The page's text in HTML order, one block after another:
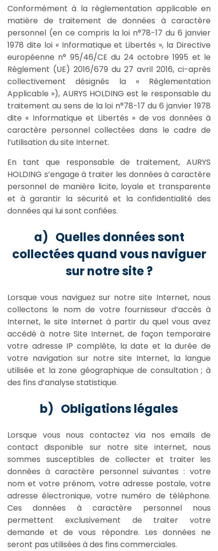
Conformément à la règlementation applicable en
matière de traitement de données à caractère
personnel (en ce compris la loi n°78-17 du 6 janvier
1978 dite loi « Informatique et Libertés », la Directive
européenne n° 95/46/CE du 24 octobre 1995 et le
Règlement (UE) 2016/679 du 27 avril 2016, ci-après
collectivement désignés la « Règlementation
Applicable »), AURYS HOLDING est le responsable du
traitement au sens de la loi n°78-17 du 6 janvier 1978
dite « Informatique et Libertés » de vos données à
caractère personnel collectées dans le cadre de
l’utilisation du site Internet.
En tant que responsable de traitement, AURYS
HOLDING s’engage à traiter les données à caractère
personnel de manière licite, loyale et transparente
et à garantir la sécurité et la confidentialité des
données qui lui sont confiées.
a) Quelles données sont
collectées quand vous naviguer
sur notre site ?
Lorsque vous naviguez sur notre site Internet, nous
collectons le nom de votre fournisseur d’accès à
Internet, le site Internet à partir du quel vous avez
accédé à notre Site Internet, de façon temporaire
votre adresse IP complète, la date et la durée de
votre navigation sur notre site Internet, la langue
utilisée et la zone géographique de consultation ; à
des fins d’analyse statistique.
b) Obligations légales
Lorsque vous nous contactez via nos emails de
contact disponible sur notre site internet, nous
sommes susceptibles de collecter et traiter les
données à caractère personnel suivantes : votre
nom et votre prénom, votre adresse postale, votre
adresse électronique, votre numéro de téléphone.
Ces données à caractère personnel nous
permettent exclusivement de traiter votre
demande et de vous répondre. Les données ne
seront pas utilisées à des fins commerciales.